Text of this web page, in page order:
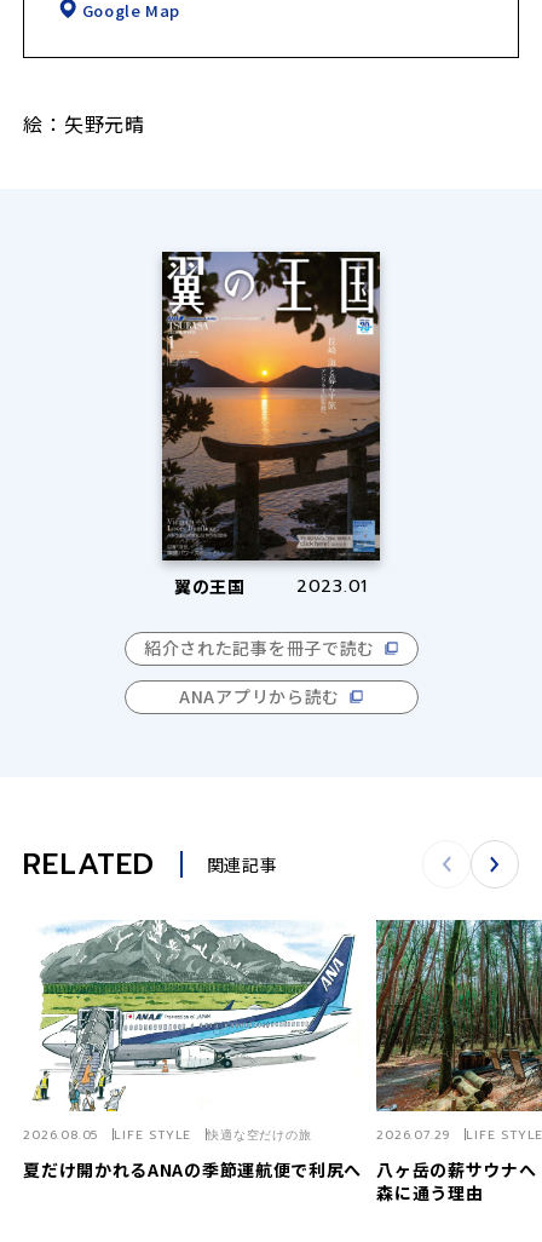
Google Map
絵：矢野元晴
翼の王国 2023.01
紹介された記事を冊子で読む
ANAアプリから読む
RELATED 関連記事
夏だけ開かれるANAの季節運航便で利尻へ
2026.08.05 LIFE STYLE 快適な空だけの旅
八ヶ岳の薪サウナ
森に通う理由
2026.07.29 LIFE